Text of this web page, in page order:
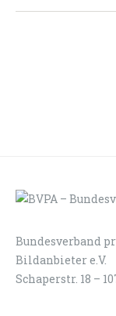
Bundesverband
Bildanbieter e.V.
Schaperstr. 18 –